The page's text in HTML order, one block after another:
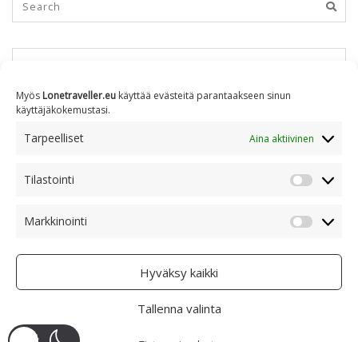
Myös Lonetraveller.eu käyttää evästeitä parantaakseen sinun
käyttäjäkokemustasi.
Tarpeelliset Aina aktiivinen
Tilastointi
Markkinointi
Hyväksy kaikki
Tallenna valinta
Kuukausittain
Aiheittain
COPYRIGHT © 2005 - 2023 RAMI RANTA